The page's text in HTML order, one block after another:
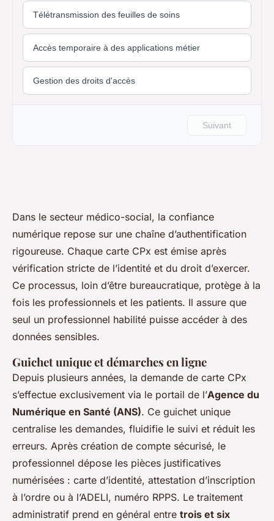
Dans le secteur médico-social, la confiance
numérique repose sur une chaîne d’authentification
rigoureuse. Chaque carte CPx est émise après
vérification stricte de l’identité et du droit d’exercer.
Ce processus, loin d’être bureaucratique, protège à la
fois les professionnels et les patients. Il assure que
seul un professionnel habilité puisse accéder à des
données sensibles.
Guichet unique et démarches en ligne
Depuis plusieurs années, la demande de carte CPx
s’effectue exclusivement via le portail de l’Agence du
Numérique en Santé (ANS). Ce guichet unique
centralise les demandes, fluidifie le suivi et réduit les
erreurs. Après création de compte sécurisé, le
professionnel dépose les pièces justificatives
numérisées : carte d’identité, attestation d’inscription
à l’ordre ou à l’ADELI, numéro RPPS. Le traitement
administratif prend en général entre trois et six